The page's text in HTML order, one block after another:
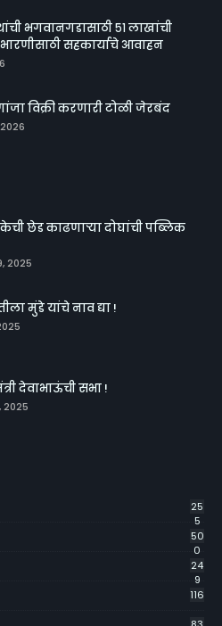
भगवानगडासाठी ५१ लाखांची
सहकार्याचे आवाहन
विक्री करणारी टोळी जेरबंद
छेड काढणाऱ्या दोघांची पब्लिक
2025
मुंडे यांचे नाव द्या !
देवाभाऊंची सभा !
2025
25
5
50
0
24
9
116